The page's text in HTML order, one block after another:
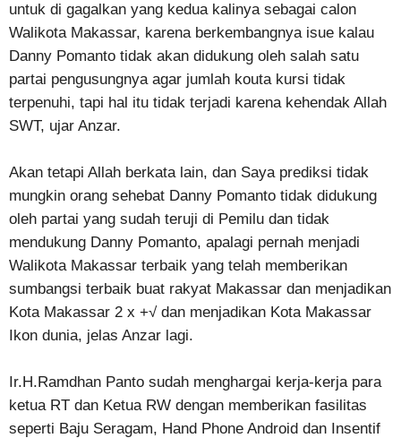
untuk di gagalkan yang kedua kalinya sebagai calon
Walikota Makassar, karena berkembangnya isue kalau
Danny Pomanto tidak akan didukung oleh salah satu
partai pengusungnya agar jumlah kouta kursi tidak
terpenuhi, tapi hal itu tidak terjadi karena kehendak Allah
SWT, ujar Anzar.
Akan tetapi Allah berkata lain, dan Saya prediksi tidak
mungkin orang sehebat Danny Pomanto tidak didukung
oleh partai yang sudah teruji di Pemilu dan tidak
mendukung Danny Pomanto, apalagi pernah menjadi
Walikota Makassar terbaik yang telah memberikan
sumbangsi terbaik buat rakyat Makassar dan menjadikan
Kota Makassar 2 x +√ dan menjadikan Kota Makassar
Ikon dunia, jelas Anzar lagi.
Ir.H.Ramdhan Panto sudah menghargai kerja-kerja para
ketua RT dan Ketua RW dengan memberikan fasilitas
seperti Baju Seragam, Hand Phone Android dan Insentif